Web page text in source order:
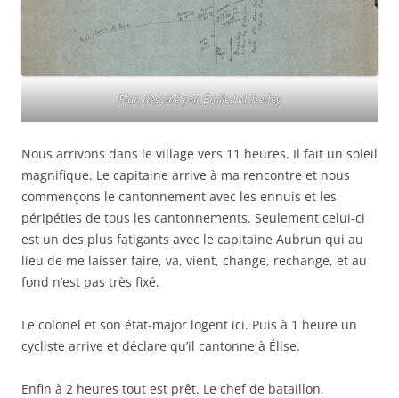
Plan dessiné par Émile Lobbedey
Nous arrivons dans le village vers 11 heures. Il fait un soleil
magnifique. Le capitaine arrive à ma rencontre et nous
commençons le cantonnement avec les ennuis et les
péripéties de tous les cantonnements. Seulement celui-ci
est un des plus fatigants avec le capitaine Aubrun qui au
lieu de me laisser faire, va, vient, change, rechange, et au
fond n’est pas très fixé.
Le colonel et son état-major logent ici. Puis à 1 heure un
cycliste arrive et déclare qu’il cantonne à Élise.
Enfin à 2 heures tout est prêt. Le chef de bataillon,